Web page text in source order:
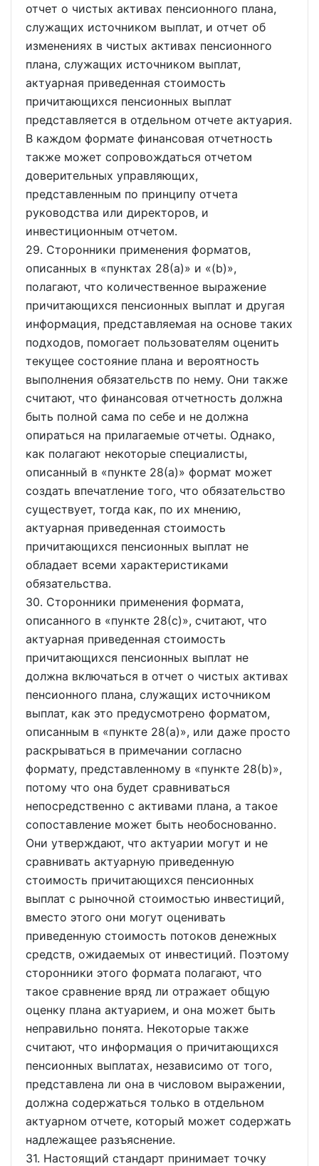
отчет о чистых активах пенсионного плана,
служащих источником выплат, и отчет об
изменениях в чистых активах пенсионного
плана, служащих источником выплат,
актуарная приведенная стоимость
причитающихся пенсионных выплат
представляется в отдельном отчете актуария.
В каждом формате финансовая отчетность
также может сопровождаться отчетом
доверительных управляющих,
представленным по принципу отчета
руководства или директоров, и
инвестиционным отчетом.
29. Сторонники применения форматов,
описанных в
пунктах 28(a) и (b) ,
полагают, что количественное выражение
причитающихся пенсионных выплат и другая
информация, представляемая на основе таких
подходов, помогает пользователям оценить
текущее состояние плана и вероятность
выполнения обязательств по нему. Они также
считают, что финансовая отчетность должна
быть полной сама по себе и не должна
опираться на прилагаемые отчеты. Однако,
как полагают некоторые специалисты,
описанный в
пункте 28(a)
формат может
создать впечатление того, что обязательство
существует, тогда как, по их мнению,
актуарная приведенная стоимость
причитающихся пенсионных выплат не
обладает всеми характеристиками
обязательства.
30. Сторонники применения формата,
описанного в
пункте 28(c) , считают, что
актуарная приведенная стоимость
причитающихся пенсионных выплат не
должна включаться в отчет о чистых активах
пенсионного плана, служащих источником
выплат, как это предусмотрено форматом,
описанным в
пункте 28(a) , или даже просто
раскрываться в примечании согласно
формату, представленному в
пункте 28(b) ,
потому что она будет сравниваться
непосредственно с активами плана, а такое
сопоставление может быть необоснованно.
Они утверждают, что актуарии могут и не
сравнивать актуарную приведенную
стоимость причитающихся пенсионных
выплат с рыночной стоимостью инвестиций,
вместо этого они могут оценивать
приведенную стоимость потоков денежных
средств, ожидаемых от инвестиций. Поэтому
сторонники этого формата полагают, что
такое сравнение вряд ли отражает общую
оценку плана актуарием, и она может быть
неправильно понята. Некоторые также
считают, что информация о причитающихся
пенсионных выплатах, независимо от того,
представлена ли она в числовом выражении,
должна содержаться только в отдельном
актуарном отчете, который может содержать
надлежащее разъяснение.
31. Настоящий стандарт принимает точку